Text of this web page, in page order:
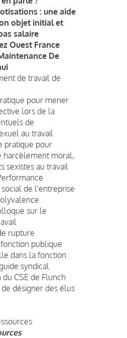
: une aide
objet initial et
salaire
Ouest France
De
de travail de
pour mener
lors de la
de
au travail
pratique pour
harcèlement moral,
sexistes au travail
de l'entreprise
sur le
rupture
publique
dans la fonction
syndical
CSE de Flunch
désigner des élus